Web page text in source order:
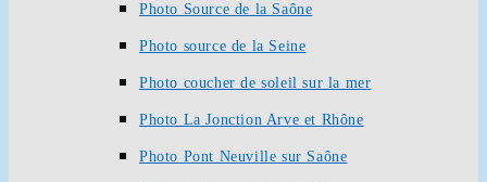
Photo Source de la Saône
Photo source de la Seine
Photo coucher de soleil sur la mer
Photo La Jonction Arve et Rhône
Photo Pont Neuville sur Saône